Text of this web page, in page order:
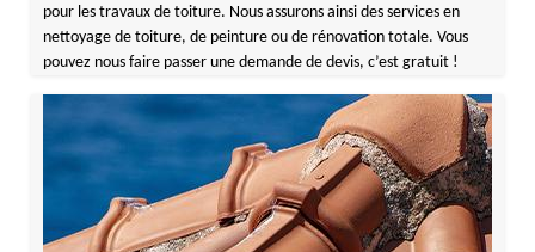
pour les travaux de toiture. Nous assurons ainsi des services en
nettoyage de toiture, de peinture ou de rénovation totale. Vous
pouvez nous faire passer une demande de devis, c’est gratuit !